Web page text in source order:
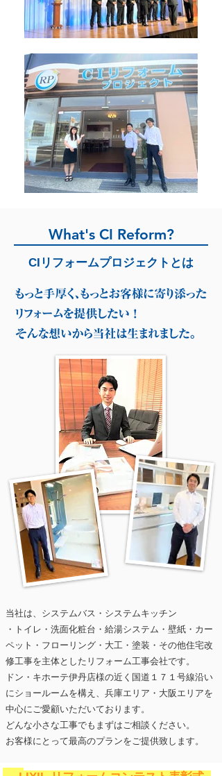
What's CI Reform?
CIリフォームプロジェクトとは
当社は、システムバス・システムキッチン
・トイレ・洗面化粧台・給湯システム・壁紙 ・カー
ペット・フローリング・大工・塗装・ その他住宅改
修工事を主体としたリフォーム工事会社です。
ドン・キホーテ伊丹店様の近く国道１７１号線沿い
にショールームを構え、兵庫エリア ・大阪エリアを
中心にご愛顧いただいております。
どんな小さな工事でもまずはご相談ください。
お客様にとって最高のプランをご提供致します。